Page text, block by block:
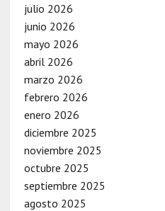
julio 2026
junio 2026
mayo 2026
abril 2026
marzo 2026
febrero 2026
enero 2026
diciembre 2025
noviembre 2025
octubre 2025
septiembre 2025
agosto 2025